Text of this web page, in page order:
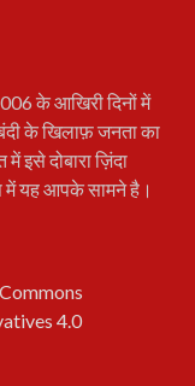
के आखिरी दिनों में
के खिलाफ़ जनता का
इसे दोबारा ज़िंदा
में यह आपके सामने है।
4.0